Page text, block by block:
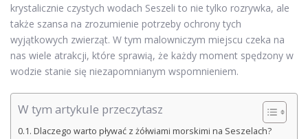
krystalicznie czystych wodach Seszeli to nie tylko rozrywka, ale
także szansa na zrozumienie potrzeby ochrony tych
wyjątkowych zwierząt. W tym malowniczym miejscu czeka na
nas wiele atrakcji, które sprawią, że każdy moment spędzony w
wodzie stanie się niezapomnianym wspomnieniem.
W tym artykule przeczytasz
Dlaczego warto pływać z żółwiami morskimi na Seszelach?